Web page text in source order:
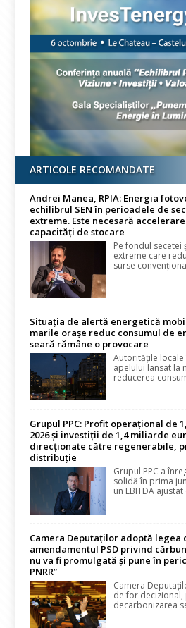
ARTICOLE RECOMANDATE
Andrei Manea, RPIA: Energia
echilibrul SEN în perioadele de
extreme. Este necesară
capacități de stocare
Pe fondul
extreme care
surse
Situația de alertă energetică
marile orașe reduc consumul de
seară rămâne o provocare
Autoritățile
apelului lansat la
reducerea
Grupul PPC: Profit operațional de
2026 și investiții de 1,4 miliarde
direcționate către regenerabile,
distribuție
Grupul PPC a
solidă în prima
un EBITDA
Camera Deputaților adoptă legea
amendamentul PSD privind
nu va fi promulgată și pune în
PNRR”
Camera
de for
decarbonizarea